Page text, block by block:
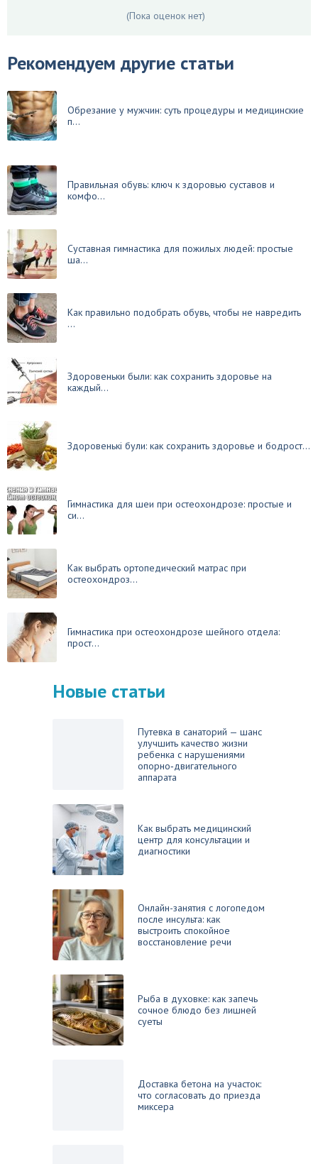
(Пока оценок нет)
Рекомендуем другие статьи
Обрезание у мужчин: суть процедуры и медицинские
п...
Правильная обувь: ключ к здоровью суставов и
комфо...
Суставная гимнастика для пожилых людей: простые
ша...
Как правильно подобрать обувь, чтобы не навредить
...
Здоровеньки были: как сохранить здоровье на
каждый...
Здоровенькi були: как сохранить здоровье и бодрост...
Гимнастика для шеи при остеохондрозе: простые и
си...
Как выбрать ортопедический матрас при
остеохондроз...
Гимнастика при остеохондрозе шейного отдела:
прост...
Новые статьи
Путевка в санаторий — шанс
улучшить качество жизни
ребенка с нарушениями
опорно‑двигательного
аппарата
Как выбрать медицинский
центр для консультации и
диагностики
Онлайн-занятия с логопедом
после инсульта: как
выстроить спокойное
восстановление речи
Рыба в духовке: как запечь
сочное блюдо без лишней
суеты
Доставка бетона на участок:
что согласовать до приезда
миксера